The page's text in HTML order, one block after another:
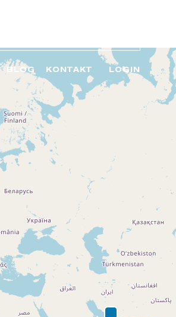
BLOG KONTAKT LOGIN